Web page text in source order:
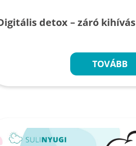
detox – záró kihívás
TOVÁBB